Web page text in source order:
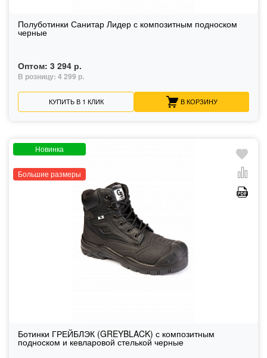
Полуботинки Санитар Лидер с композитным подноском
черные
Оптом: 3 294 р.
В розницу: 4 299 р.
КУПИТЬ В 1 КЛИК В КОРЗИНУ
Новинка
Большие размеры
Ботинки ГРЕЙБЛЭК (GREYBLACK) с композитным
подноском и кевларовой стелькой черные